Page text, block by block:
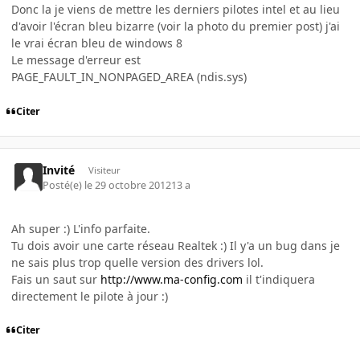
Donc la je viens de mettre les derniers pilotes intel et au lieu
d'avoir l'écran bleu bizarre (voir la photo du premier post) j'ai
le vrai écran bleu de windows 8
Le message d'erreur est
PAGE_FAULT_IN_NONPAGED_AREA (ndis.sys)
Citer
Invité Visiteur
Posté(e) le 29 octobre 201213 a
Ah super :) L'info parfaite.
Tu dois avoir une carte réseau Realtek :) Il y'a un bug dans je
ne sais plus trop quelle version des drivers lol.
Fais un saut sur http://www.ma-config.com il t'indiquera
directement le pilote à jour :)
Citer